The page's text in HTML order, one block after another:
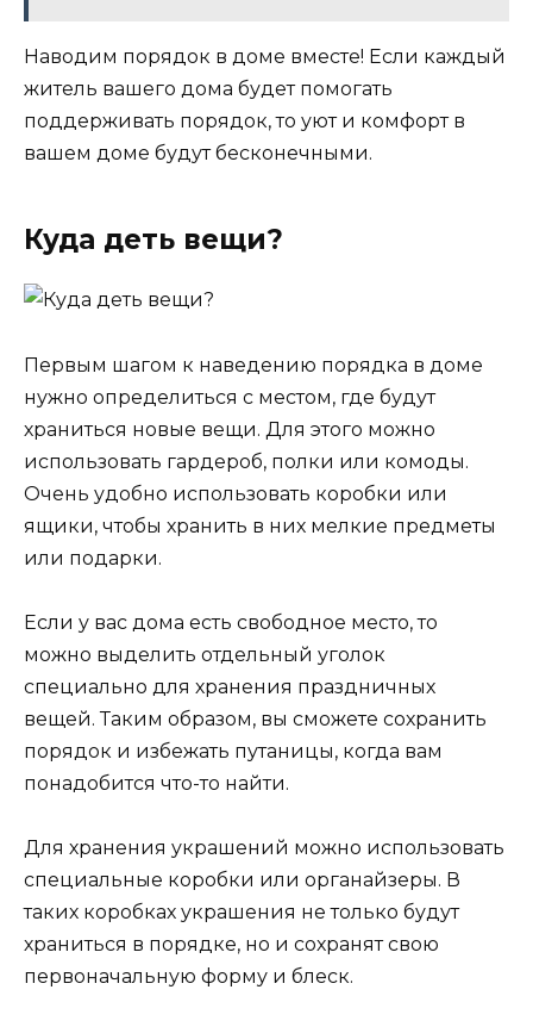
Наводим порядок в доме вместе! Если каждый
житель вашего дома будет помогать
поддерживать порядок, то уют и комфорт в
вашем доме будут бесконечными.
Куда деть вещи?
Первым шагом к наведению порядка в доме
нужно определиться с местом, где будут
храниться новые вещи. Для этого можно
использовать гардероб, полки или комоды.
Очень удобно использовать коробки или
ящики, чтобы хранить в них мелкие предметы
или подарки.
Если у вас дома есть свободное место, то
можно выделить отдельный уголок
специально для хранения праздничных
вещей. Таким образом, вы сможете сохранить
порядок и избежать путаницы, когда вам
понадобится что-то найти.
Для хранения украшений можно использовать
специальные коробки или органайзеры. В
таких коробках украшения не только будут
храниться в порядке, но и сохранят свою
первоначальную форму и блеск.